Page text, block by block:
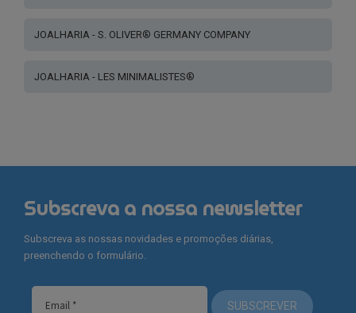
JOALHARIA - S. OLIVER® GERMANY COMPANY
JOALHARIA - LES MINIMALISTES®
Subscreva a nossa newsletter
Subscreva as nossas novidades e promoções diárias,
preenchendo o formulário.
SUBSCREVER